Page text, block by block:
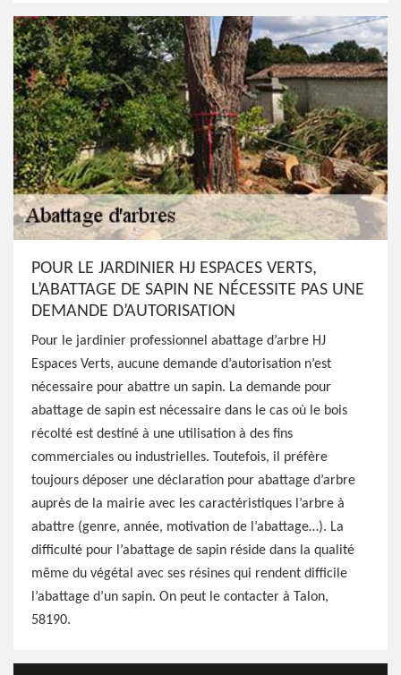
POUR LE JARDINIER HJ ESPACES VERTS,
L’ABATTAGE DE SAPIN NE NÉCESSITE PAS UNE
DEMANDE D’AUTORISATION
Pour le jardinier professionnel abattage d’arbre HJ
Espaces Verts, aucune demande d’autorisation n’est
nécessaire pour abattre un sapin. La demande pour
abattage de sapin est nécessaire dans le cas où le bois
récolté est destiné à une utilisation à des fins
commerciales ou industrielles. Toutefois, il préfère
toujours déposer une déclaration pour abattage d’arbre
auprès de la mairie avec les caractéristiques l’arbre à
abattre (genre, année, motivation de l’abattage…). La
difficulté pour l’abattage de sapin réside dans la qualité
même du végétal avec ses résines qui rendent difficile
l’abattage d’un sapin. On peut le contacter à Talon,
58190.